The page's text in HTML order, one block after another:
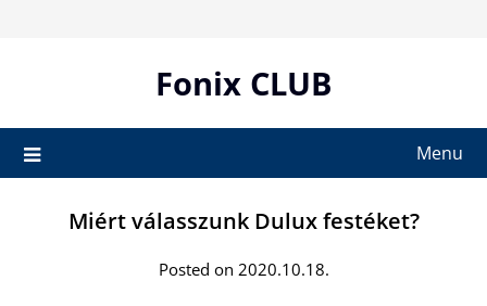
Fonix CLUB
Menu
Miért válasszunk Dulux festéket?
Posted on 2020.10.18.